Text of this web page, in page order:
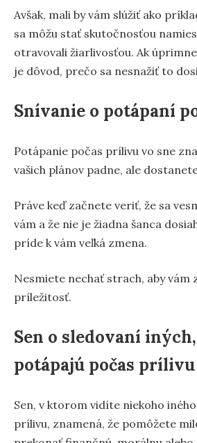
Avšak, mali by vám slúžiť ako
sa môžu stať skutočnosťou
otravovali žiarlivosťou. Ak
je dôvod, prečo sa nesnažiť to
Snívanie o potápaní
Potápanie počas prílivu vo sne
vašich plánov padne, ale
Práve keď začnete veriť, že sa
vám a že nie je žiadna šanca
príde k vám veľká zmena.
Nesmiete nechať strach, aby vám
príležitosť.
Sen o sledovaní
potápajú počas prílivu
Sen, v ktorom vidíte niekoho
prílivu, znamená, že pomôžete